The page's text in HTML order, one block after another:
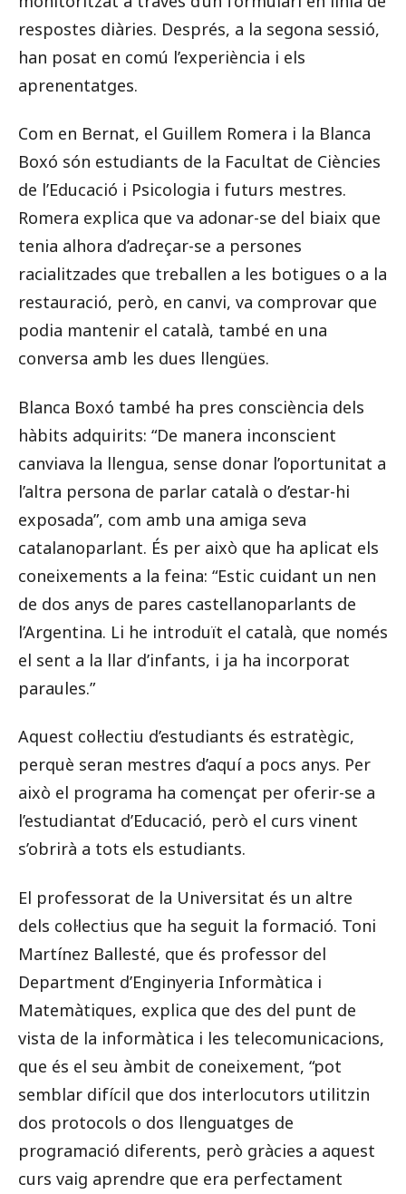
respostes diàries. Després, a la segona sessió,
han posat en comú l’experiència i els
aprenentatges.
Com en Bernat, el Guillem Romera i la Blanca
Boxó són estudiants de la Facultat de Ciències
de l’Educació i Psicologia i futurs mestres.
Romera explica que va adonar-se del biaix que
tenia alhora d’adreçar-se a persones
racialitzades que treballen a les botigues o a la
restauració, però, en canvi, va comprovar que
podia mantenir el català, també en una
conversa amb les dues llengües.
Blanca Boxó també ha pres consciència dels
hàbits adquirits: “De manera inconscient
canviava la llengua, sense donar l’oportunitat a
l’altra persona de parlar català o d’estar-hi
exposada”, com amb una amiga seva
catalanoparlant. És per això que ha aplicat els
coneixements a la feina: “Estic cuidant un nen
de dos anys de pares castellanoparlants de
l’Argentina. Li he introduït el català, que només
el sent a la llar d’infants, i ja ha incorporat
paraules.”
Aquest col·lectiu d’estudiants és estratègic,
perquè seran mestres d’aquí a pocs anys. Per
això el programa ha començat per oferir-se a
l’estudiantat d’Educació, però el curs vinent
s’obrirà a tots els estudiants.
El professorat de la Universitat és un altre
dels col·lectius que ha seguit la formació. Toni
Martínez Ballesté, que és professor del
Department d’Enginyeria Informàtica i
Matemàtiques, explica que des del punt de
vista de la informàtica i les telecomunicacions,
que és el seu àmbit de coneixement, “pot
semblar difícil que dos interlocutors utilitzin
dos protocols o dos llenguatges de
programació diferents, però gràcies a aquest
curs vaig aprendre que era perfectament